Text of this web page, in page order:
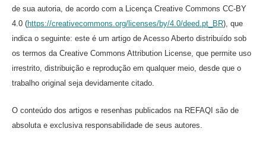
de sua autoria, de acordo com a Licença Creative Commons CC-BY
4.0 (https://creativecommons.org/licenses/by/4.0/deed.pt_BR), que
indica o seguinte: este é um artigo de Acesso Aberto distribuído sob
os termos da Creative Commons Attribution License, que permite uso
irrestrito, distribuição e reprodução em qualquer meio, desde que o
trabalho original seja devidamente citado.
O conteúdo dos artigos e resenhas publicados na REFAQI são de
absoluta e exclusiva responsabilidade de seus autores.